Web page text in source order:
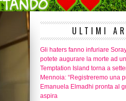
ULTIMI
Gli haters fanno infuriare
potete augurare la morte ad
Temptation Island torna a
Mennoia: “Registreremo una
Emanuela Elmadhi pronta al
aspira